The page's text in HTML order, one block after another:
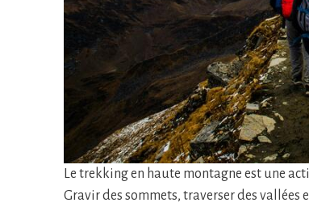
Le trekking en haute montagne est une
Gravir des sommets, traverser des